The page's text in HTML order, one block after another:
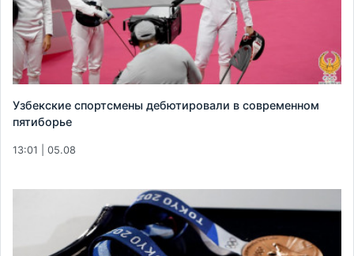
Узбекские спортсмены дебютировали в современном
пятиборье
13:01 | 05.08